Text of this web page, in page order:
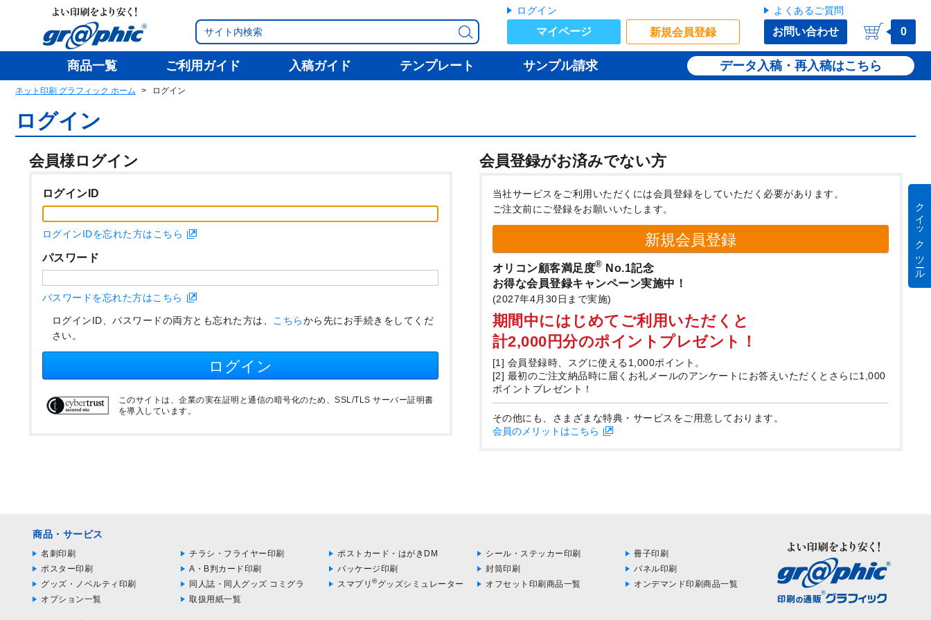
ログイン
マイページ 新規会員登録
よくあるご質問
お問い合わせ 0
商品一覧 ご利用ガイド 入稿ガイド テンプレート サンプル請求 データ入稿・再入稿
ネット印刷 グラフィック ホーム ログイン
ログイン
会員様ログイン 会員登録がお済みでない方
ログインID
ログインIDを忘れた方はこちら
パスワード
パスワードを忘れた方はこちら
ログインID、パスワードの両方とも忘れた方は、 こちらから先にお手続きをしてくだ
さい。
ログイン
このサイトは、企業の実在証明と通信の暗号化のため、SSL/TLS サーバー証明書
を導入しています。
当社サービスをご利用いただくには会員登録をしていただく必要があります。
ご注文前にご登録をお願いいたします。
新規会員登録
オリコン顧客満足度® No.1記念
お得な会員登録キャンペーン実施中！
(2027年4月30日まで実施)
期間中にはじめてご利用いただくと
計2,000円分のポイントプレゼント！
[1] 会員登録時、スグに使える1,000ポイント。
[2] 最初のご注文納品時に届くお礼メールのアンケートにお答えいただくとさらに1,000
ポイントプレゼント！
その他にも、さまざまな特典・サービスをご用意しております。
会員のメリットはこちら
商品・サービス
名刺印刷 チラシ・フライヤー印刷 ポストカード・はがきDM シール・ステッカー印刷
冊子印刷
ポスター印刷
A・B判カード印刷 パッケージ印刷 封筒印刷
パネル印刷
グッズ・ノベルティ印刷
同人誌・同人グッズ コミグラ スマプリ ®グッズシミュレーター オフセット印刷商品一覧
オンデマンド印刷商品一覧
オプション一覧
取扱用紙一覧
クイック ツール